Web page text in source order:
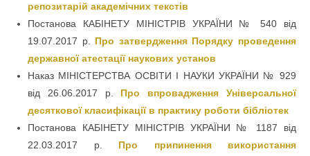
репозитарій академічних текстів
Постанова КАБІНЕТУ МІНІСТРІВ УКРАЇНИ № 540 від
19.07.2017 р. Про затвердження Порядку проведення
державної атестації наукових установ
Наказ МІНІСТЕРСТВА ОСВІТИ І НАУКИ УКРАЇНИ № 929
від 26.06.2017 р. Про впровадження Універсальної
десяткової класифікації в практику роботи бібліотек
Постанова КАБІНЕТУ МІНІСТРІВ УКРАЇНИ № 1187 від
22.03.2017 р. Про припинення використання